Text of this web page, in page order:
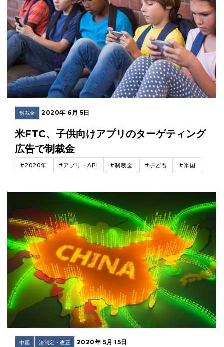
制裁金 2020年 6月 5日
米FTC、子供向けアプリのターゲティング
広告で制裁金
#2020年 #アプリ・API #制裁金 #子ども #米国
中国 法制定・改正 2020年 5月 15日